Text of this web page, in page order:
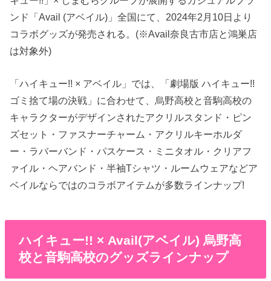
ンド「Avail (アベイル)」全国にて、2024年2月10日より
コラボグッズが発売される。(※Avail奈良古市店と鴻巣店
は対象外)
「ハイキュー!! × アベイル」では、「劇場版 ハイキュー!!
ゴミ捨て場の決戦」に合わせて、烏野高校と音駒高校の
キャラクターがデザインされたアクリルスタンド・ピン
ズセット・ファスナーチャーム・アクリルキーホルダ
ー・ラバーバンド・パスケース・ミニタオル・クリアフ
ァイル・ヘアバンド・半袖Tシャツ・ルームウェアなどア
ベイルならではのコラボアイテムが多数ラインナップ!
ハイキュー!! × Avail(アベイル) 烏野高
校と音駒高校のグッズラインナップ